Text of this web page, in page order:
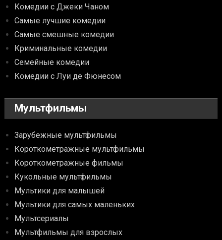
Комедии с Джеки Чаном
Самые лучшие комедии
Самые смешные комедии
Криминальные комедии
Семейные комедии
Комедии с Луи де Фюнесом
Мультфильмы
Зарубежные мультфильмы
Короткометражные мультфильмы
Короткометражные фильмы
Кукольные мультфильмы
Мультики для малышей
Мультики для самых маленьких
Мультсериалы
Мультфильмы для взрослых